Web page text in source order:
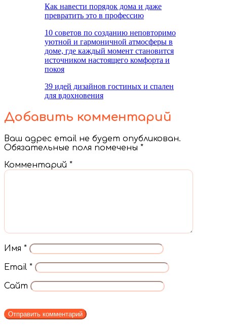
Как навести порядок дома и даже
превратить это в профессию
10 советов по созданию неповторимо
уютной и гармоничной атмосферы в
доме, где каждый момент становится
источником настоящего комфорта и
покоя
39 идей дизайнов гостиных и спален
для вдохновения
Добавить комментарий
Ваш адрес email не будет опубликован.
Обязательные поля помечены *
Комментарий *
Имя *
Email *
Сайт